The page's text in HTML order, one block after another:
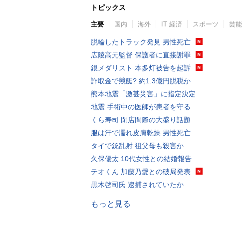
トピックス
主要 国内 海外 IT 経済 スポーツ 芸能
脱輪したトラック発見 男性死亡
広陵高元監督 保護者に直接謝罪
銀メダリスト 本多灯被告を起訴
詐取金で競艇? 約1.3億円脱税か
熊本地震「激甚災害」に指定決定
地震 手術中の医師が患者を守る
くら寿司 閉店間際の大盛り話題
服は汗で濡れ皮膚乾燥 男性死亡
タイで銃乱射 祖父母も殺害か
久保優太 10代女性との結婚報告
テオくん 加藤乃愛との破局発表
黒木啓司氏 逮捕されていたか
もっと見る